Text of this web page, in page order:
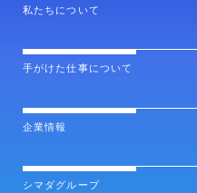
私たちについて
手がけた仕事について
企業情報
シマダグループ